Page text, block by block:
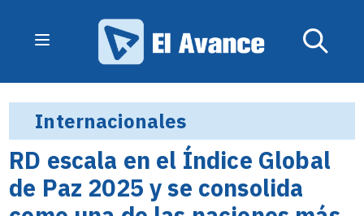
Internacionales
RD escala en el Índice Global
de Paz 2025 y se consolida